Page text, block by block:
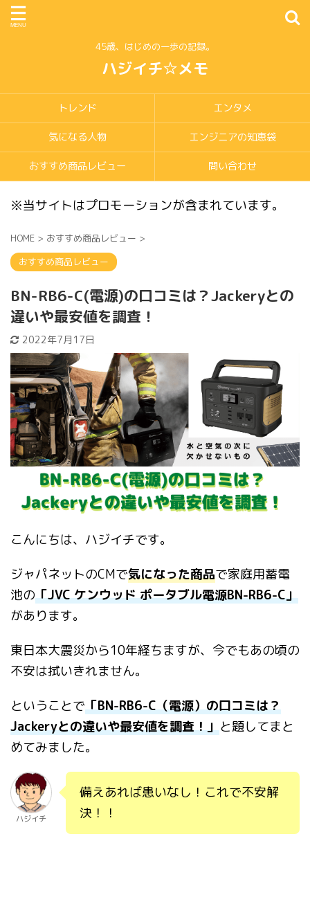
45歳、はじめの一歩の記録。
ハジイチ☆メモ
トレンド エンタメ
気になる人物 エンジニアの知恵袋
おすすめ商品レビュー 問い合わせ
※当サイトはプロモーションが含まれています。
HOME > おすすめ商品レビュー >
おすすめ商品レビュー
BN-RB6-C(電源)の口コミは？Jackeryとの
違いや最安値を調査！
2022年7月17日
こんにちは、ハジイチです。
ジャパネットのCMで気になった商品で家庭用蓄電
池の「JVC ケンウッド ポータブル電源BN-RB6-C」
があります。
東日本大震災から10年経ちますが、今でもあの頃の
不安は拭いきれません。
ということで「BN-RB6-C（電源）の口コミは？
Jackeryとの違いや最安値を調査！」と題してまと
めてみました。
ハジイチ
備えあれば患いなし！これで不安解
決！！